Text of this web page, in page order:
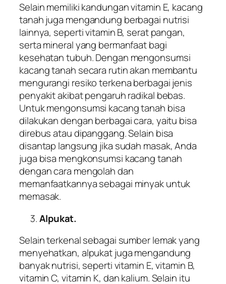
Selain memiliki kandungan vitamin E, kacang
tanah juga mengandung berbagai nutrisi
lainnya, seperti vitamin B, serat pangan,
serta mineral yang bermanfaat bagi
kesehatan tubuh. Dengan mengonsumsi
kacang tanah secara rutin akan membantu
mengurangi resiko terkena berbagai jenis
penyakit akibat pengaruh radikal bebas.
Untuk mengonsumsi kacang tanah bisa
dilakukan dengan berbagai cara, yaitu bisa
direbus atau dipanggang. Selain bisa
disantap langsung jika sudah masak, Anda
juga bisa mengkonsumsi kacang tanah
dengan cara mengolah dan
memanfaatkannya sebagai minyak untuk
memasak.
Alpukat.
Selain terkenal sebagai sumber lemak yang
menyehatkan, alpukat juga mengandung
banyak nutrisi, seperti vitamin E, vitamin B,
vitamin C, vitamin K, dan kalium. Selain itu